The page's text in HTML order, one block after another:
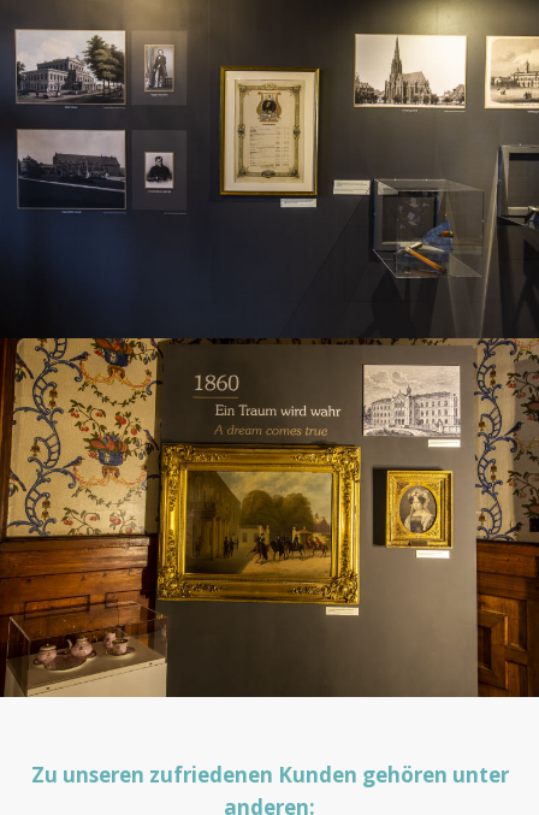
Zu unseren zufriedenen Kunden gehören unter
anderen: